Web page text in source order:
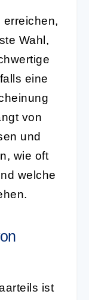
erreichen,
Wahl,
eine
von
und
wie oft
welche
ist